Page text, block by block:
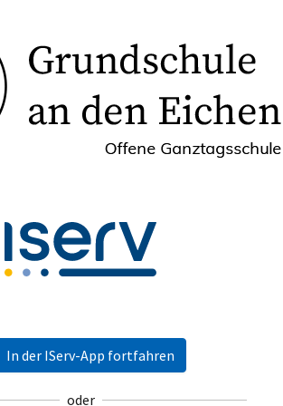
In der IServ-App fortfahren
oder